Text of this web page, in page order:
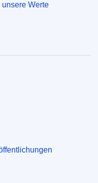
Werte